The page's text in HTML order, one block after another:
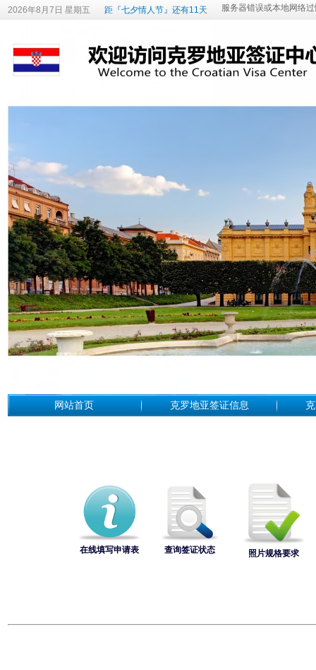
2026年8月7日 星期五 距『七夕情人节』还有11天
网站首页 克罗地亚签证信息
在线填写申请表 查询签证状态 照片规格要求